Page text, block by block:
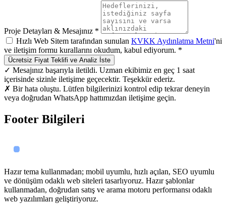
Proje Detayları & Mesajınız *
Hızlı Web Sitem tarafından sunulan KVKK Aydınlatma Metni'ni
ve iletişim formu kurallarını okudum, kabul ediyorum. *
Ücretsiz Fiyat Teklifi ve Analiz İste
✓ Mesajınız başarıyla iletildi. Uzman ekibimiz en geç 1 saat
içerisinde sizinle iletişime geçecektir. Teşekkür ederiz.
✗ Bir hata oluştu. Lütfen bilgilerinizi kontrol edip tekrar deneyin
veya doğrudan WhatsApp hattımızdan iletişime geçin.
Footer Bilgileri
Hazır tema kullanmadan; mobil uyumlu, hızlı açılan, SEO uyumlu
ve dönüşüm odaklı web siteleri tasarlıyoruz. Hazır şablonlar
kullanmadan, doğrudan satış ve arama motoru performansı odaklı
web yazılımları geliştiriyoruz.